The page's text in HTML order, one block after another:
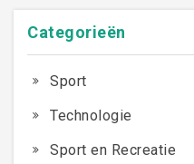
Categorieën
Sport
Technologie
Sport en Recreatie